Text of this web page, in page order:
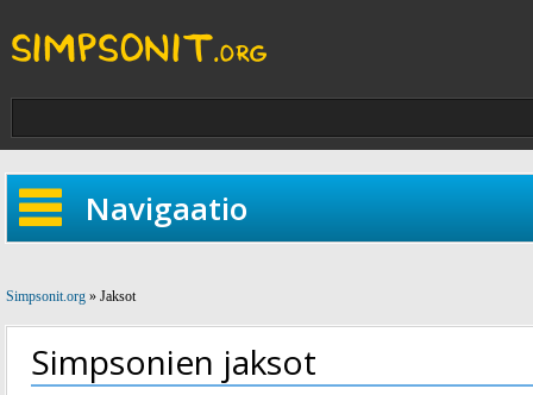
Navigaatio
Simpsonit.org » Jaksot
Simpsonien jaksot